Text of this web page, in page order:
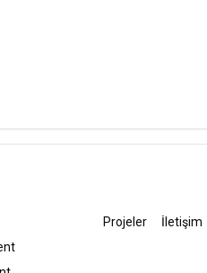
Projeler İletişim